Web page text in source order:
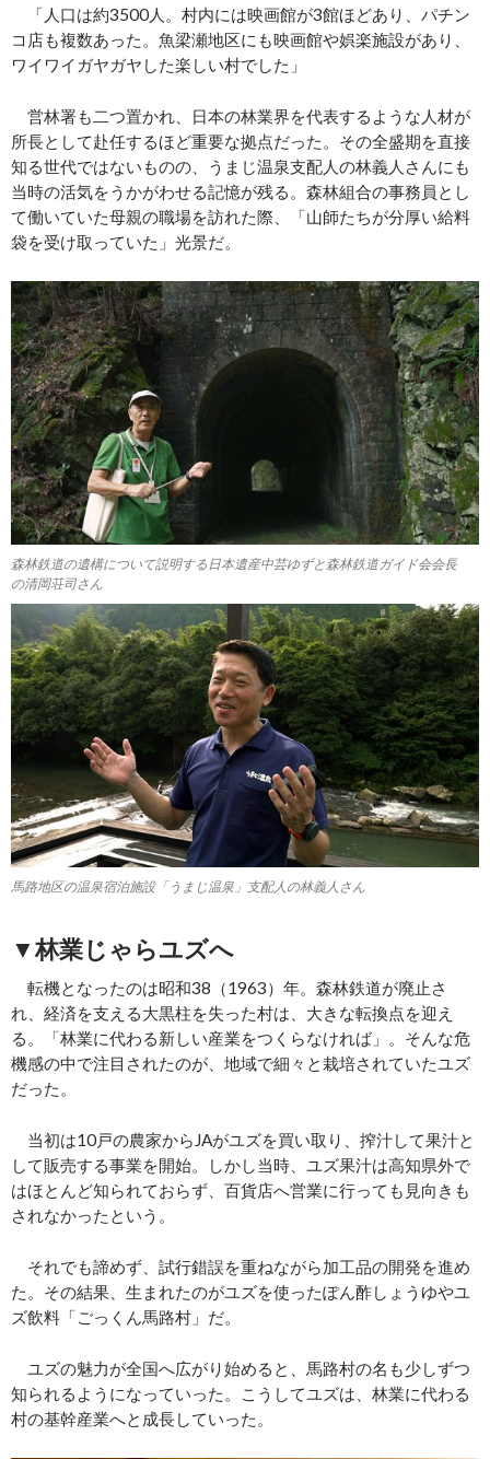
「人口は約3500人。村内には映画館が3館ほどあり、パチン
コ店も複数あった。魚梁瀬地区にも映画館や娯楽施設があり、
ワイワイガヤガヤした楽しい村でした」
営林署も二つ置かれ、日本の林業界を代表するような人材が
所長として赴任するほど重要な拠点だった。その全盛期を直接
知る世代ではないものの、うまじ温泉支配人の林義人さんにも
当時の活気をうかがわせる記憶が残る。森林組合の事務員とし
て働いていた母親の職場を訪れた際、「山師たちが分厚い給料
袋を受け取っていた」光景だ。
森林鉄道の遺構について説明する日本遺産中芸ゆずと森林鉄道ガイド会会長
の清岡荘司さん
馬路地区の温泉宿泊施設「うまじ温泉」支配人の林義人さん
▼林業じゃらユズへ
転機となったのは昭和38（1963）年。森林鉄道が廃止さ
れ、経済を支える大黒柱を失った村は、大きな転換点を迎え
る。「林業に代わる新しい産業をつくらなければ」。そんな危
機感の中で注目されたのが、地域で細々と栽培されていたユズ
だった。
当初は10戸の農家からJAがユズを買い取り、搾汁して果汁と
して販売する事業を開始。しかし当時、ユズ果汁は高知県外で
はほとんど知られておらず、百貨店へ営業に行っても見向きも
されなかったという。
それでも諦めず、試行錯誤を重ねながら加工品の開発を進め
た。その結果、生まれたのがユズを使ったぽん酢しょうゆやユ
ズ飲料「ごっくん馬路村」だ。
ユズの魅力が全国へ広がり始めると、馬路村の名も少しずつ
知られるようになっていった。こうしてユズは、林業に代わる
村の基幹産業へと成長していった。